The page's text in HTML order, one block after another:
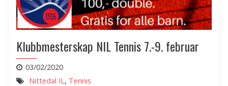
Klubbmesterskap NIL Tennis 7.-9. februar
03/02/2020
Nittedal IL , Tennis